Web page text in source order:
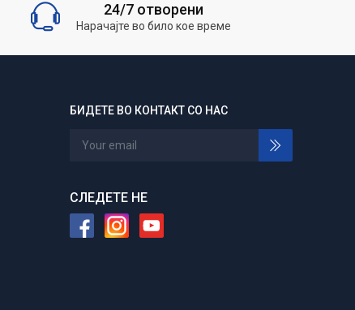
24/7 отворени
Нарачајте во било кое време
БИДЕТЕ ВО КОНТАКТ СО НАС
СЛЕДЕТЕ НЕ